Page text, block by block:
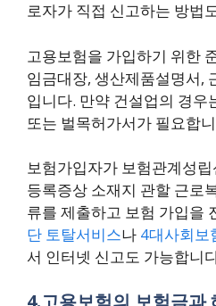
로자가 직접 신고하는 방법
고용보험을 가입하기 위한
임금대장, 생산제품설명서,
입니다. 만약 건설업의 경우
또는 벌목허가서가 필요합
보험가입자가 보험관계성
등록증상 소재지 관할 근로
류를 제출하고 보험 가입을
단 토탈서비스나 4대사회보
서 인터넷 신고도 가능합니
4.고용보험의 보험금과